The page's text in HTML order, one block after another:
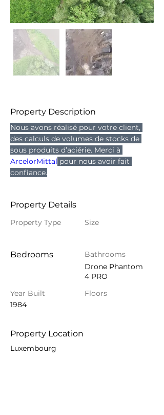
Property Description
Nous avons réalisé pour votre client,
des calculs de volumes de stocks de
sous produits d’aciérie. Merci à
ArcelorMittal pour nous avoir fait
confiance.
Property Details
Property Type
Bedrooms
Year Built
1984
Size
Bathrooms
Drone Phantom
4 PRO
Floors
Property Location
Luxembourg